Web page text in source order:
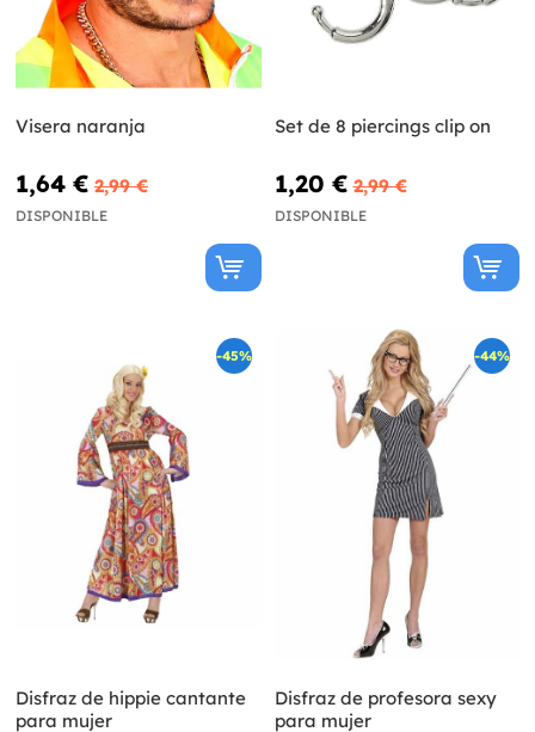
Visera naranja
1,64 € 2,99 €
DISPONIBLE
Set de 8 piercings clip on
1,20 € 2,99 €
DISPONIBLE
-45%
Disfraz de hippie cantante
para mujer
-44%
Disfraz de profesora sexy
para mujer